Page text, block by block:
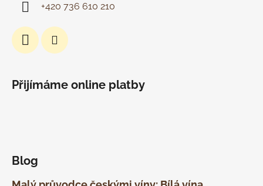
+420 736 610 210
Přijímáme online platby
Blog